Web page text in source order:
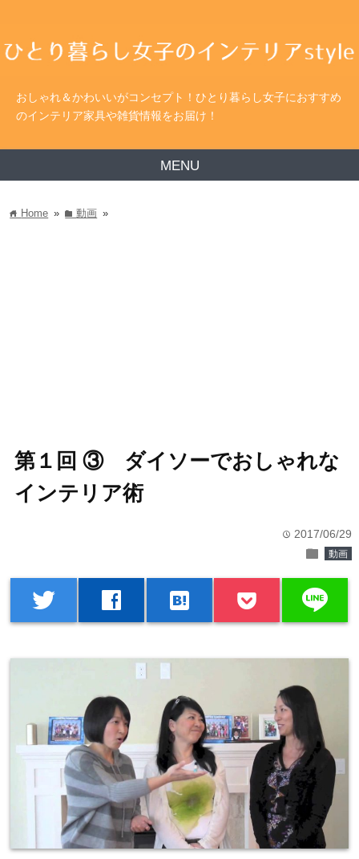
おしゃれ＆かわいいがコンセプト！ひとり暮らし女子におすすめ
のインテリア家具や雑貨情報をお届け！
MENU
home Home » folder動画 »
第１回 ③ ダイソーでおしゃれな
インテリア術
time 2017/06/29
folder 動画
twitter facebook hatenabookmark line